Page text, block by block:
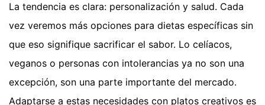
La tendencia es clara: personalización y salud. Cada
vez veremos más opciones para dietas específicas sin
que eso signifique sacrificar el sabor. Lo celíacos,
veganos o personas con intolerancias ya no son una
excepción, son una parte importante del mercado.
Adaptarse a estas necesidades con platos creativos es